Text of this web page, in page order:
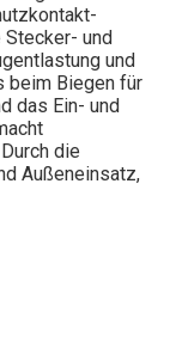
und
und
beim Biegen für
das Ein- und
die
Außeneinsatz,